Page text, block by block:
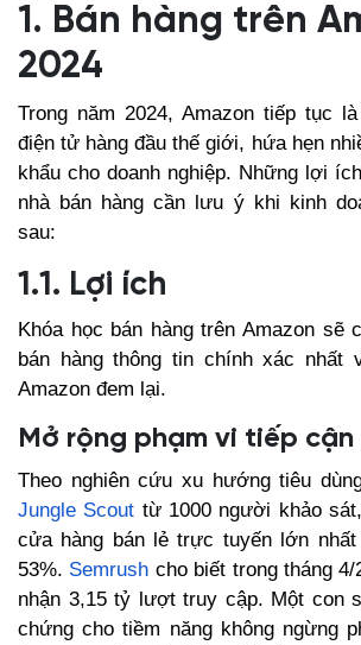
1. Bán hàng trên
2024
Trong năm 2024, Amazon tiếp tục
điện tử hàng đầu thế giới, hứa hẹn
khẩu cho doanh nghiệp. Những lợi
nhà bán hàng cần lưu ý khi kinh
sau:
1.1. Lợi ích
Khóa học bán hàng trên Amazon sẽ
bán hàng thông tin chính xác nhất
Amazon đem lại.
Mở rộng phạm vi tiếp cận
Theo nghiên cứu xu hướng tiêu
Jungle Scout từ 1000 người khảo
cửa hàng bán lẻ trực tuyến lớn
53%. Semrush cho biết trong tháng 4/
nhận 3,15 tỷ lượt truy cập. Một con
chứng cho tiềm năng không ngừng